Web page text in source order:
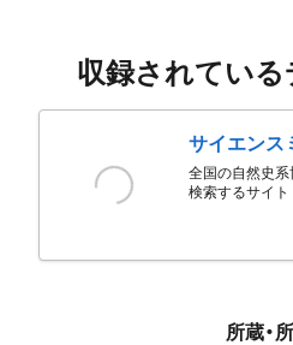
収録されている
サイエンス
全国の自然史
検索するサイト
所蔵・